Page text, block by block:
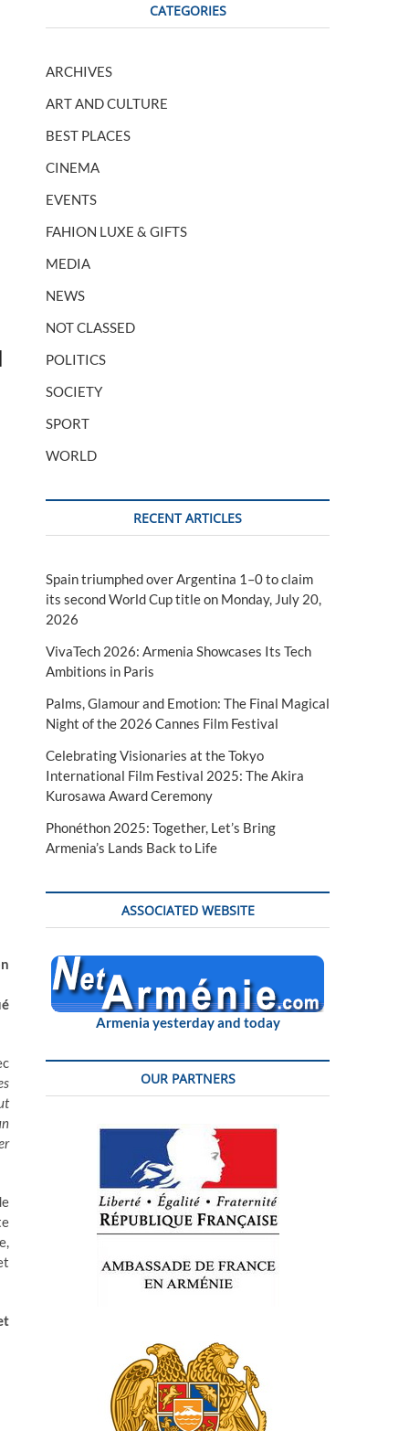
CATEGORIES
ARCHIVES
ART AND CULTURE
BEST PLACES
CINEMA
EVENTS
FAHION LUXE & GIFTS
MEDIA
NEWS
NOT CLASSED
POLITICS
SOCIETY
SPORT
WORLD
RECENT ARTICLES
Spain triumphed over Argentina 1–0 to claim
its second World Cup title on Monday, July 20,
2026
VivaTech 2026: Armenia Showcases Its Tech
Ambitions in Paris
Palms, Glamour and Emotion: The Final Magical
Night of the 2026 Cannes Film Festival
Celebrating Visionaries at the Tokyo
International Film Festival 2025: The Akira
Kurosawa Award Ceremony
Phonéthon 2025: Together, Let’s Bring
Armenia’s Lands Back to Life
ASSOCIATED WEBSITE
Armenia yesterday and today
OUR PARTNERS